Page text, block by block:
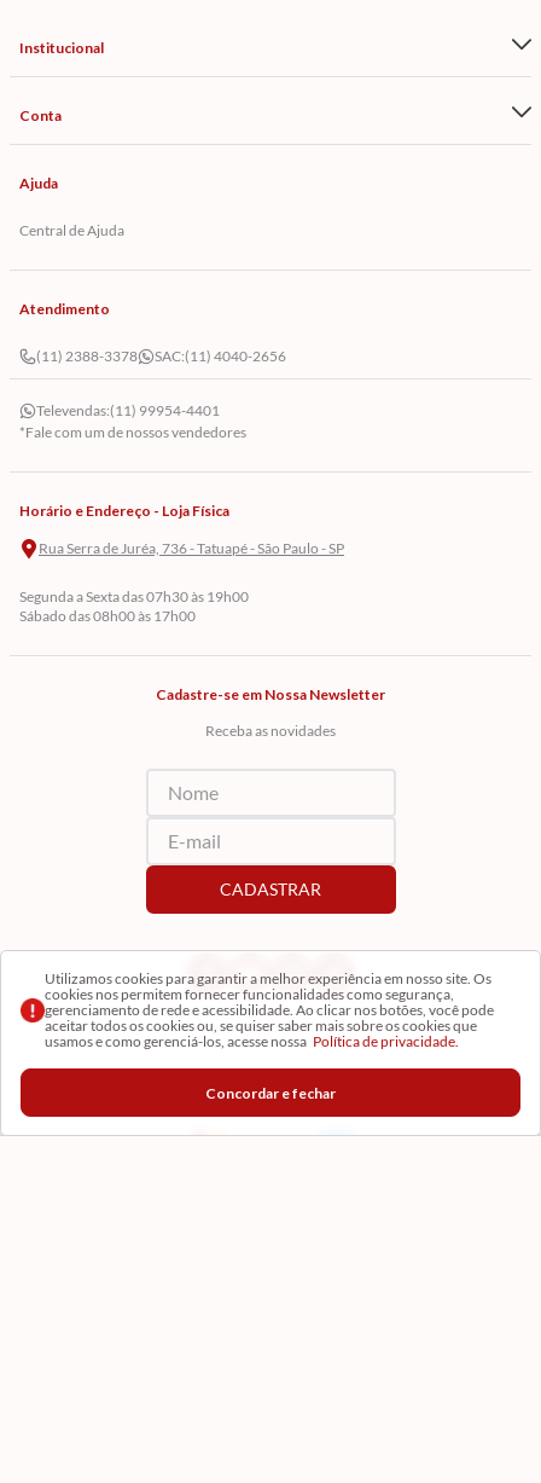
Utilizamos cookies para garantir a melhor experiência em nosso site. Os
cookies nos permitem fornecer funcionalidades como segurança,
gerenciamento de rede e acessibilidade. Ao clicar nos botões, você pode
aceitar todos os cookies ou, se quiser saber mais sobre os cookies que
usamos e como gerenciá-los, acesse nossa Política de privacidade.
Concordar e fechar
Institucional
Conta
Ajuda
Central de Ajuda
Atendimento
(11) 2388-3378 SAC:(11) 4040-2656
Televendas:(11) 99954-4401
*Fale com um de nossos vendedores
Horário e Endereço - Loja Física
Rua Serra de Juréa, 736 - Tatuapé - São Paulo - SP
Segunda a Sexta das 07h30 às 19h00
Sábado das 08h00 às 17h00
Cadastre-se em Nossa Newsletter
Receba as novidades
CADASTRAR
Formas de Pagamento